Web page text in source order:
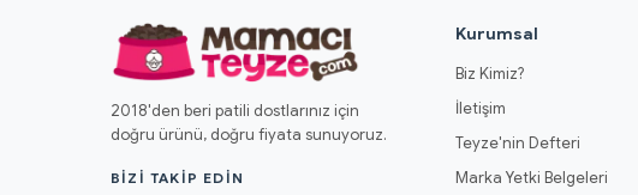
2018'den beri patili dostlarınız için
doğru ürünü, doğru fiyata sunuyoruz.
BIZI TAKIP EDIN
Kurumsal
Biz Kimiz?
İletişim
Teyze'nin Defteri
Marka Yetki Belgeleri